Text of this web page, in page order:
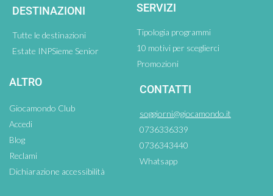
DESTINAZIONI
Tutte le destinazioni
Estate INPSieme Senior
SERVIZI
Tipologia programmi
10 motivi per sceglierci
Promozioni
ALTRO
Giocamondo Club
Accedi
Blog
Reclami
Dichiarazione accessibilità
CONTATTI
soggiorni@giocamondo.it
0736336339
0736343440
Whatsapp